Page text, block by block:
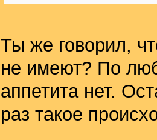
Ты же говорил,
не имеют? По
аппетита нет.
раз такое